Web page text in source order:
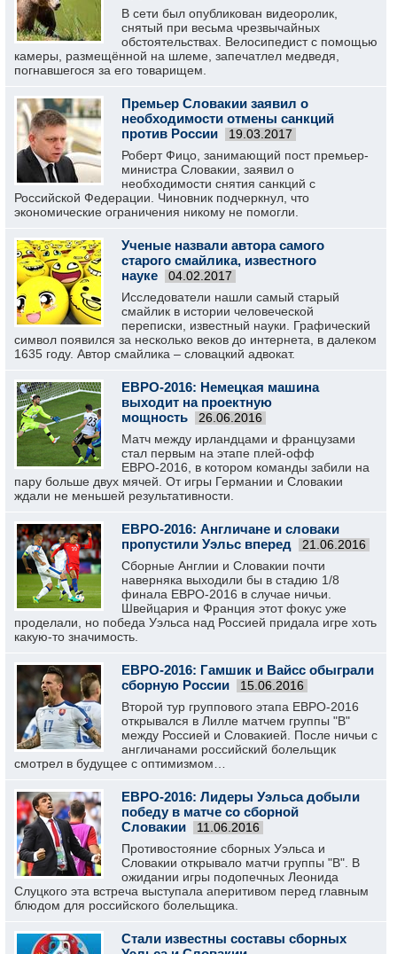
В сети был опубликован видеоролик,
снятый при весьма чрезвычайных
обстоятельствах. Велосипедист с помощью
камеры, размещённой на шлеме, запечатлел медведя,
погнавшегося за его товарищем.
Премьер Словакии заявил о
необходимости отмены санкций
против России
19.03.2017
Роберт Фицо, занимающий пост премьер-
министра Словакии, заявил о
необходимости снятия санкций с
Российской Федерации. Чиновник подчеркнул, что
экономические ограничения никому не помогли.
Ученые назвали автора самого
старого смайлика, известного
науке
04.02.2017
Исследователи нашли самый старый
смайлик в истории человеческой
переписки, известный науки. Графический
символ появился за несколько веков до интернета, в далеком
1635 году. Автор смайлика – словацкий адвокат.
ЕВРО-2016: Немецкая машина
выходит на проектную
мощность
26.06.2016
Матч между ирландцами и французами
стал первым на этапе плей-офф
ЕВРО-2016, в котором команды забили на
пару больше двух мячей. От игры Германии и Словакии
ждали не меньшей результативности.
ЕВРО-2016: Англичане и словаки
пропустили Уэльс вперед
21.06.2016
Сборные Англии и Словакии почти
наверняка выходили бы в стадию 1/8
финала ЕВРО-2016 в случае ничьи.
Швейцария и Франция этот фокус уже
проделали, но победа Уэльса над Россией придала игре хоть
какую-то значимость.
ЕВРО-2016: Гамшик и Вайсс обыграли
сборную России
15.06.2016
Второй тур группового этапа ЕВРО-2016
открывался в Лилле матчем группы "B"
между Россией и Словакией. После ничьи с
англичанами российский болельщик
смотрел в будущее с оптимизмом…
ЕВРО-2016: Лидеры Уэльса добыли
победу в матче со сборной
Словакии
11.06.2016
Противостояние сборных Уэльса и
Словакии открывало матчи группы "В". В
ожидании игры подопечных Леонида
Слуцкого эта встреча выступала аперитивом перед главным
блюдом для российского болельщика.
Стали известны составы сборных